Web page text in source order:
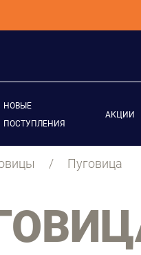
НОВЫЕ
ПОСТУПЛЕНИЯ
АКЦИИ
Пуговица